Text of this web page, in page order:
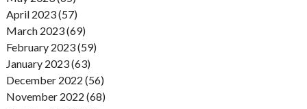
April 2023 (57)
March 2023 (69)
February 2023 (59)
January 2023 (63)
December 2022 (56)
November 2022 (68)